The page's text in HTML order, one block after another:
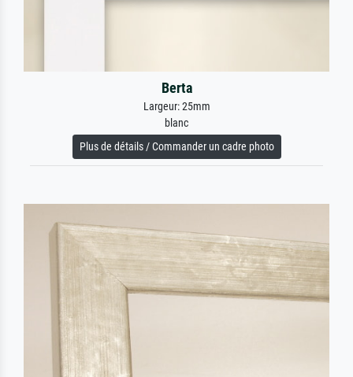
Berta
Largeur: 25mm
blanc
Plus de détails / Commander un cadre photo